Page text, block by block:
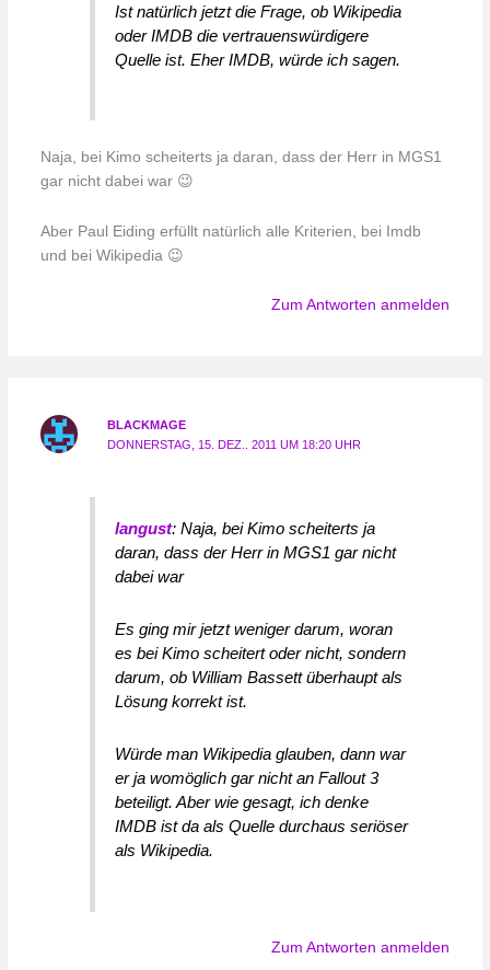
Ist natürlich jetzt die Frage, ob Wikipedia
oder IMDB die vertrauenswürdigere
Quelle ist. Eher IMDB, würde ich sagen.
Naja, bei Kimo scheiterts ja daran, dass der Herr in MGS1
gar nicht dabei war 😉
Aber Paul Eiding erfüllt natürlich alle Kriterien, bei Imdb
und bei Wikipedia 😉
Zum Antworten anmelden
BLACKMAGE
DONNERSTAG, 15. DEZ.. 2011 UM 18:20 UHR
langust: Naja, bei Kimo scheiterts ja
daran, dass der Herr in MGS1 gar nicht
dabei war
Es ging mir jetzt weniger darum, woran
es bei Kimo scheitert oder nicht, sondern
darum, ob William Bassett überhaupt als
Lösung korrekt ist.
Würde man Wikipedia glauben, dann war
er ja womöglich gar nicht an Fallout 3
beteiligt. Aber wie gesagt, ich denke
IMDB ist da als Quelle durchaus seriöser
als Wikipedia.
Zum Antworten anmelden